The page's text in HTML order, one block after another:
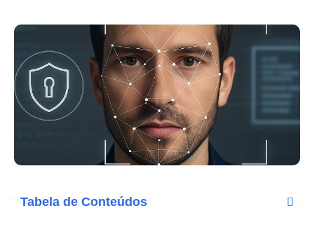
Tabela de Conteúdos